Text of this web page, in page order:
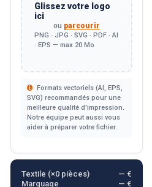
Glissez votre logo
ici
ou parcourir
PNG · JPG · SVG · PDF · AI
· EPS — max 20 Mo
Formats vectoriels (AI, EPS,
SVG) recommandés pour une
meilleure qualité d'impression.
Notre équipe peut aussi vous
aider à préparer votre fichier.
Textile (×0pièces)
— €
Marquage
— €